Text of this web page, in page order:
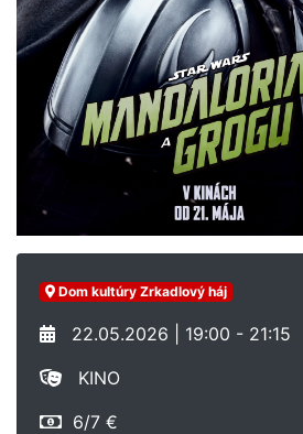
Dom kultúry Zrkadlový háj
22.05.2026 | 19:00 - 21:15
KINO
6/7 €